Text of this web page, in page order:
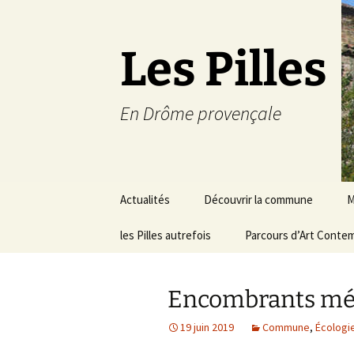
Les Pilles
En Drôme provençale
Aller
contenu
Actualités Découvrir la commune
Le mot du maire
Plans du village
les Pilles autrefois Parcours d’Art
Encombrants
19 juin 2019 Commune,